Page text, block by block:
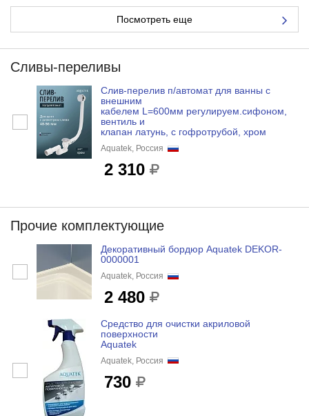
Посмотреть еще
Сливы-переливы
Слив-перелив п/автомат для ванны с
внешним
кабелем L=600мм регулируем.сифоном,
вентиль и
клапан латунь, с гофротрубой, хром
Aquatek, Россия
2 310
Прочие комплектующие
Декоративный бордюр Aquatek DEKOR-
0000001
Aquatek, Россия
2 480
Средство для очистки акриловой
поверхности
Aquatek
Aquatek, Россия
730